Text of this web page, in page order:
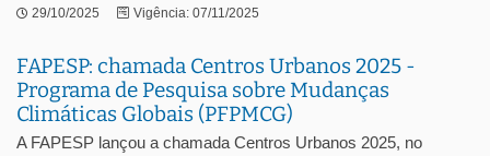
29/10/2025 Vigência: 07/11/2025
FAPESP: chamada Centros Urbanos 2025 -
Programa de Pesquisa sobre Mudanças
Climáticas Globais (PFPMCG)
A FAPESP lançou a chamada Centros Urbanos 2025, no